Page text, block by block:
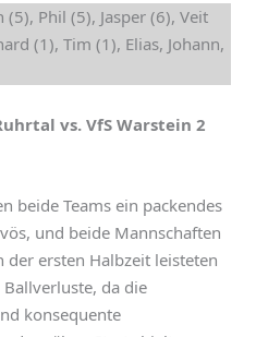
Phil (5), Jasper (6), Veit
(1), Tim (1), Elias, Johann,
vs. VfS Warstein 2
beide Teams ein packendes
und beide Mannschaften
der ersten Halbzeit leisteten
da die
konsequente